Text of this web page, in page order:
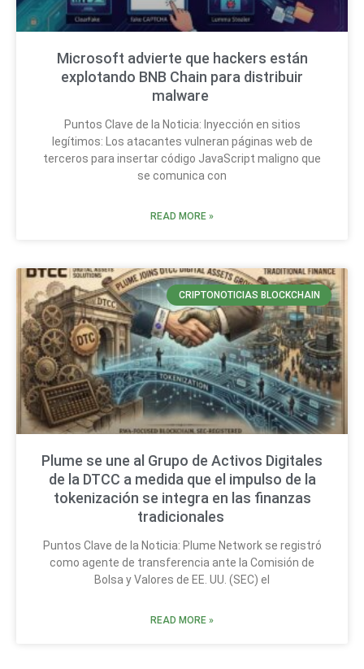
Microsoft advierte que hackers están
explotando BNB Chain para distribuir
malware
Puntos Clave de la Noticia: Inyección en sitios
legítimos: Los atacantes vulneran páginas web de
terceros para insertar código JavaScript maligno que
se comunica con
READ MORE »
CRIPTONOTICIAS BLOCKCHAIN
Plume se une al Grupo de Activos Digitales
de la DTCC a medida que el impulso de la
tokenización se integra en las finanzas
tradicionales
Puntos Clave de la Noticia: Plume Network se registró
como agente de transferencia ante la Comisión de
Bolsa y Valores de EE. UU. (SEC) el
READ MORE »